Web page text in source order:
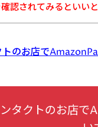
認されてみるといい
のお店で
タクトのお店